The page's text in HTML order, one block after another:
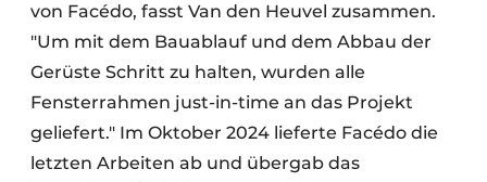
von Facédo, fasst Van den Heuvel zusammen.
"Um mit dem Bauablauf und dem Abbau der
Gerüste Schritt zu halten, wurden alle
Fensterrahmen just-in-time an das Projekt
geliefert." Im Oktober 2024 lieferte Facédo die
letzten Arbeiten ab und übergab das